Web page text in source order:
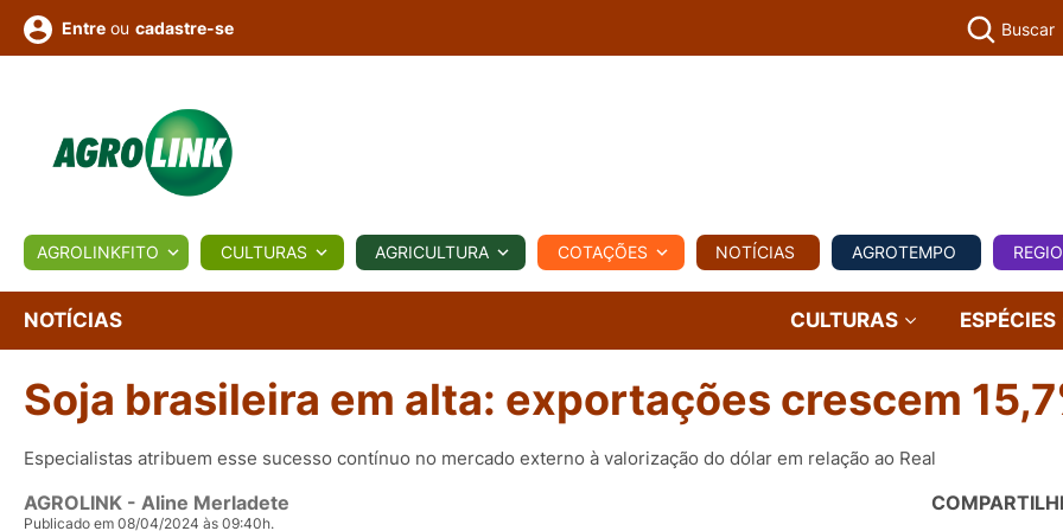
BIOLÓGICOS COTAÇÕES NOTÍCIAS AGROTEMPO REGIONAL COMERCIAL AGROVIAGENS
Conversor Colunistas Eventos
e
Vídeos
Entre ou cadastre-se Buscar
AGROLINKFITO CULTURAS AGRICULTURA COTAÇÕES NOTÍCIAS AGROTEMPO
NOTÍCIAS CULTURAS ESPÉCIES
Soja brasileira em alta: exportações crescem
Especialistas atribuem esse sucesso contínuo no mercado externo à valorização do dólar em relação ao Real
AGROLINK - Aline Merladete
Publicado em 08/04/2024 às 09:40h.